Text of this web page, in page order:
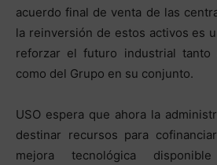
acuerdo final de venta de las
la reinversión de estos activos es
reforzar el futuro industrial
como del Grupo en su conjunto.
USO espera que ahora la
destinar recursos para
mejora tecnológica